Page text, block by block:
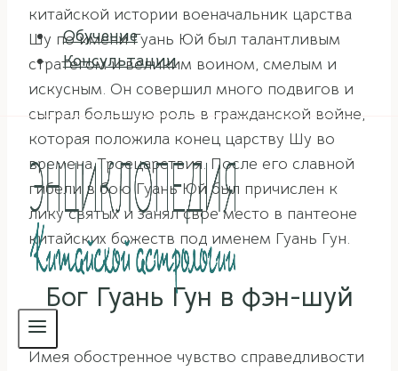
Обучение
Консультации
китайской истории военачальник царства
Шу по имени Гуань Юй был талантливым
стратегом и великим воином, смелым и
искусным. Он совершил много подвигов и
сыграл большую роль в гражданской войне,
которая положила конец царству Шу во
времена Троецарствия. После его славной
гибели в бою Гуань Юй был причислен к
лику святых и занял свое место в пантеоне
китайских божеств под именем Гуань Гун.
Бог Гуань Гун в фэн-шуй
Имея обостренное чувство справедливости